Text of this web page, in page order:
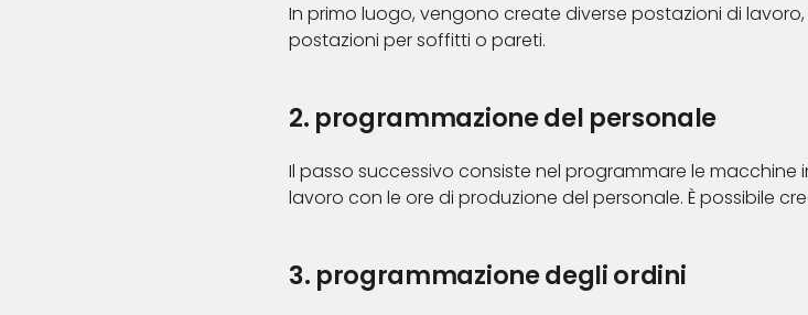
In primo luogo, vengono create diverse postazioni di
postazioni per soffitti o pareti.
2. programmazione del personale
Il passo successivo consiste nel programmare le macchine
lavoro con le ore di produzione del personale. È possibile
3. programmazione degli ordini